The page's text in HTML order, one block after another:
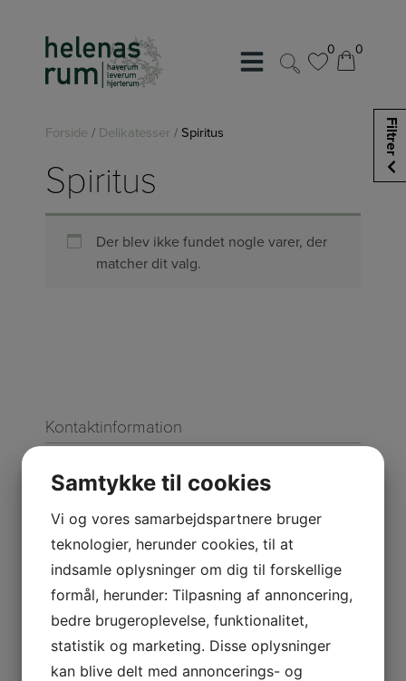
indholdet
0
0 0
0
Forside / Delikatesser /Spiritus
Spiritus
Der blev ikke fundet nogle varer, der
matcher dit valg.
Filtrer
Kontaktinformation
Helenasrum.dk
Tåstrupvej 2
2690 Karlslunde
CVR: 38647989
Telefon:30141403
E-mail:helenasrum@helenasrum.dk
Digital fortrydelsesformular
Samtykke til cookies
Vi og vores samarbejdspartnere bruger
teknologier, herunder cookies, til at
indsamle oplysninger om dig til forskellige
formål, herunder: Tilpasning af annoncering,
bedre brugeroplevelse, funktionalitet,
statistik og marketing. Disse oplysninger
kan blive delt med annoncerings- og